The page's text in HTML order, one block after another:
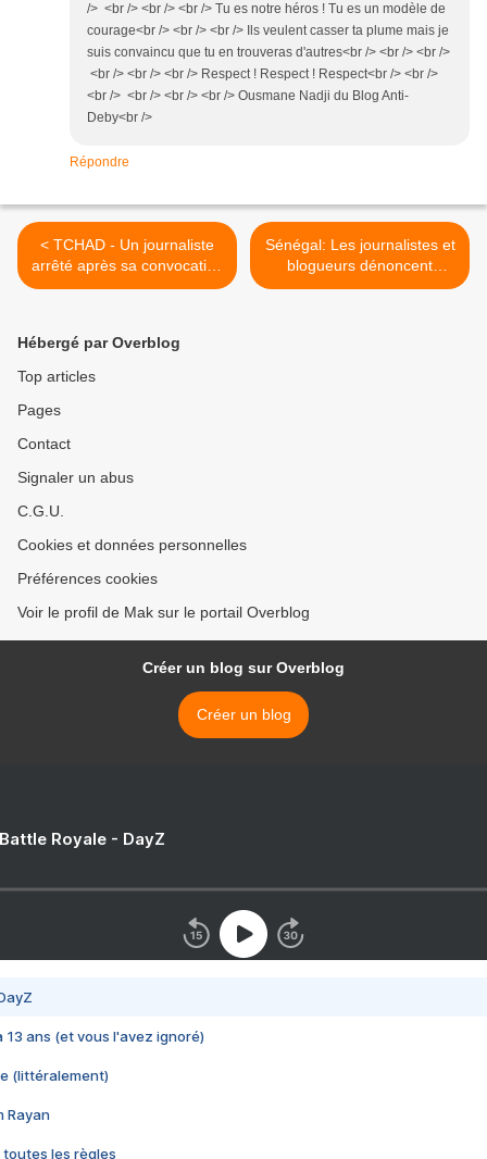
/> <br /> <br /> <br /> Tu es notre héros ! Tu es un modèle de
courage<br /> <br /> <br /> Ils veulent casser ta plume mais je
suis convaincu que tu en trouveras d'autres<br /> <br /> <br />
<br /> <br /> <br /> Respect ! Respect ! Respect<br /> <br />
<br /> <br /> <br /> <br /> Ousmane Nadji du Blog Anti-
Deby<br />
Répondre
< TCHAD - Un journaliste
arrêté après sa convocation
au palais de justice
Sénégal: Les journalistes et
blogueurs dénoncent
l’expulsion de Makaila
Hébergé par Overblog
Top articles
Pages
Contact
Signaler un abus
C.G.U.
Cookies et données personnelles
Préférences cookies
Voir le profil de Mak sur le portail Overblog
Créer un blog sur Overblog
Créer un blog
Royale - DayZ
13 ans (et vous l'avez ignoré)
(littéralement)
Rayan
toutes les règles